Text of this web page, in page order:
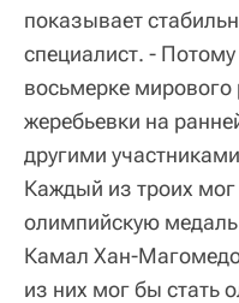
показывает
специалист. -
восьмерке мирового
жеребьевки на
другими
Каждый из троих
олимпийскую
Камал Хан-
из них мог бы стать